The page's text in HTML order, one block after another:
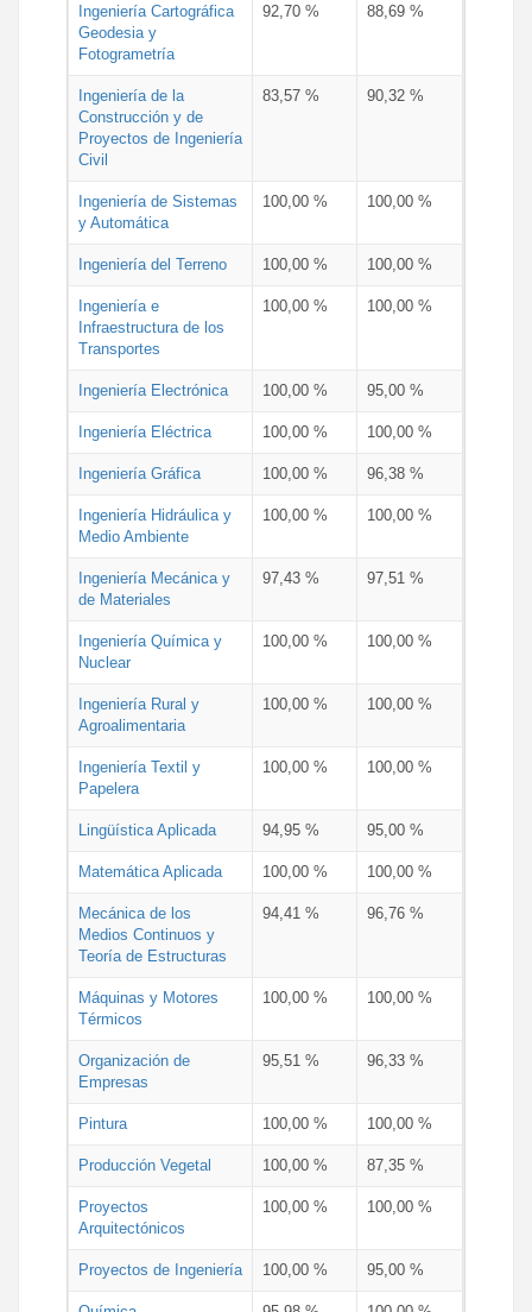
Ingeniería Cartográfica
Geodesia y
Fotogrametría
92,70 % 88,69 %
Ingeniería de la
Construcción y de
Proyectos de Ingeniería
Civil
83,57 % 90,32 %
Ingeniería de Sistemas
y Automática
100,00 % 100,00 %
Ingeniería del Terreno 100,00 % 100,00 %
Ingeniería e
Infraestructura de los
Transportes
100,00 % 100,00 %
Ingeniería Electrónica 100,00 % 95,00 %
Ingeniería Eléctrica 100,00 % 100,00 %
Ingeniería Gráfica 100,00 % 96,38 %
Ingeniería Hidráulica y
Medio Ambiente
100,00 % 100,00 %
Ingeniería Mecánica y
de Materiales
97,43 % 97,51 %
Ingeniería Química y
Nuclear
100,00 % 100,00 %
Ingeniería Rural y
Agroalimentaria
100,00 % 100,00 %
Ingeniería Textil y
Papelera
100,00 % 100,00 %
Lingüística Aplicada 94,95 % 95,00 %
Matemática Aplicada 100,00 % 100,00 %
Mecánica de los
Medios Continuos y
Teoría de Estructuras
94,41 % 96,76 %
Máquinas y Motores
Térmicos
100,00 % 100,00 %
Organización de
Empresas
95,51 % 96,33 %
Pintura 100,00 % 100,00 %
Producción Vegetal 100,00 % 87,35 %
Proyectos
Arquitectónicos
100,00 % 100,00 %
Proyectos de Ingeniería 100,00 % 95,00 %